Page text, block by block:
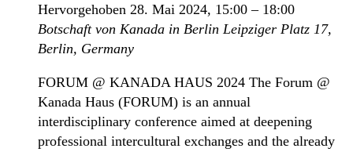
Hervorgehoben 28. Mai 2024, 15:00 – 18:00
Botschaft von Kanada in Berlin Leipziger Platz 17,
Berlin, Germany
FORUM @ KANADA HAUS 2024 The Forum @
Kanada Haus (FORUM) is an annual
interdisciplinary conference aimed at deepening
professional intercultural exchanges and the already